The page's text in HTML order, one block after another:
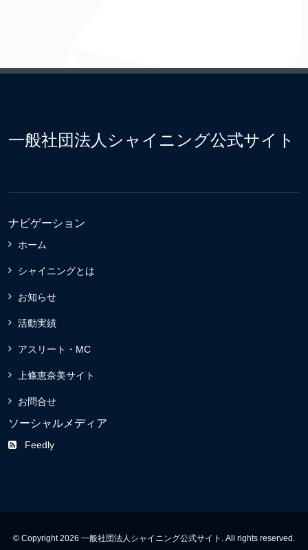
一般社団法人シャイニング公式サイト
ナビゲーション
ホーム
シャイニングとは
お知らせ
活動実績
アスリート・MC
上條恵奈美サイト
お問合せ
ソーシャルメディア
Feedly
© Copyright 2026 一般社団法人シャイニング公式サイト. All rights reserved.